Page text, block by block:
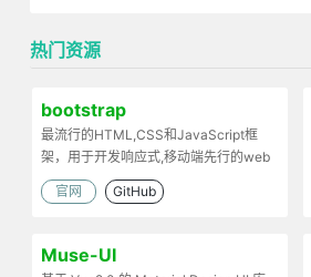
热门资源
bootstrap
最流行的HTML,CSS和JavaScript框
架，用于开发响应式,移动端先行的web
项目
官网 GitHub
Muse-UI